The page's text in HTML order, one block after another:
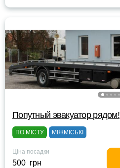
Попутный эвакуатор рядом!
ПО МІСТУ МІЖМІСЬКІ
Ціна посадки
500 грн